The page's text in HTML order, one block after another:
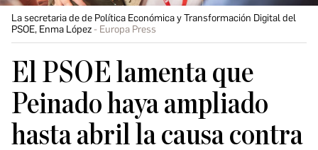
La secretaria de de Política Económica y Transformación Digital del
PSOE, Enma López
Europa Press
El PSOE lamenta que
Peinado haya ampliado
hasta abril la causa contra